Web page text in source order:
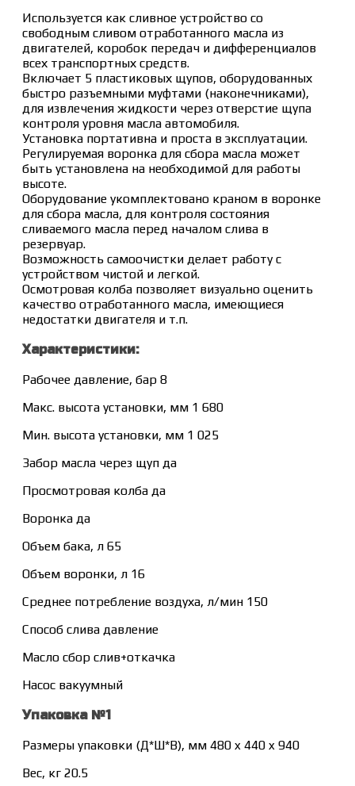
Используется как сливное устройство со
свободным сливом отработанного масла из
двигателей, коробок передач и дифференциалов
всех транспортных средств.
Включает 5 пластиковых щупов, оборудованных
быстро разъемными муфтами (наконечниками),
для извлечения жидкости через отверстие щупа
контроля уровня масла автомобиля.
Установка портативна и проста в эксплуатации.
Регулируемая воронка для сбора масла может
быть установлена на необходимой для работы
высоте.
Оборудование укомплектовано краном в воронке
для сбора масла, для контроля состояния
сливаемого масла перед началом слива в
резервуар.
Возможность самоочистки делает работу с
устройством чистой и легкой.
Осмотровая колба позволяет визуально оценить
качество отработанного масла, имеющиеся
недостатки двигателя и т.п.
Характеристики:
Рабочее давление, бар 8
Макс. высота установки, мм 1 680
Мин. высота установки, мм 1 025
Забор масла через щуп да
Просмотровая колба да
Воронка да
Объем бака, л 65
Объем воронки, л 16
Среднее потребление воздуха, л/мин 150
Способ слива давление
Масло сбор слив+откачка
Насос вакуумный
Упаковка №1
Размеры упаковки (Д*Ш*В), мм 480 x 440 x 940
Вес, кг 20.5